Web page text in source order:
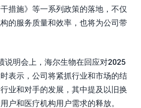
措施》等一系列政策的落地，不仅
的服务质量和效率，也将为公司带
说明会上，海尔生物在回应对2025
表示，公司将紧抓行业和市场的结
业和对手的发展，其中提及以旧换
户和医疗机构用户需求的释放。